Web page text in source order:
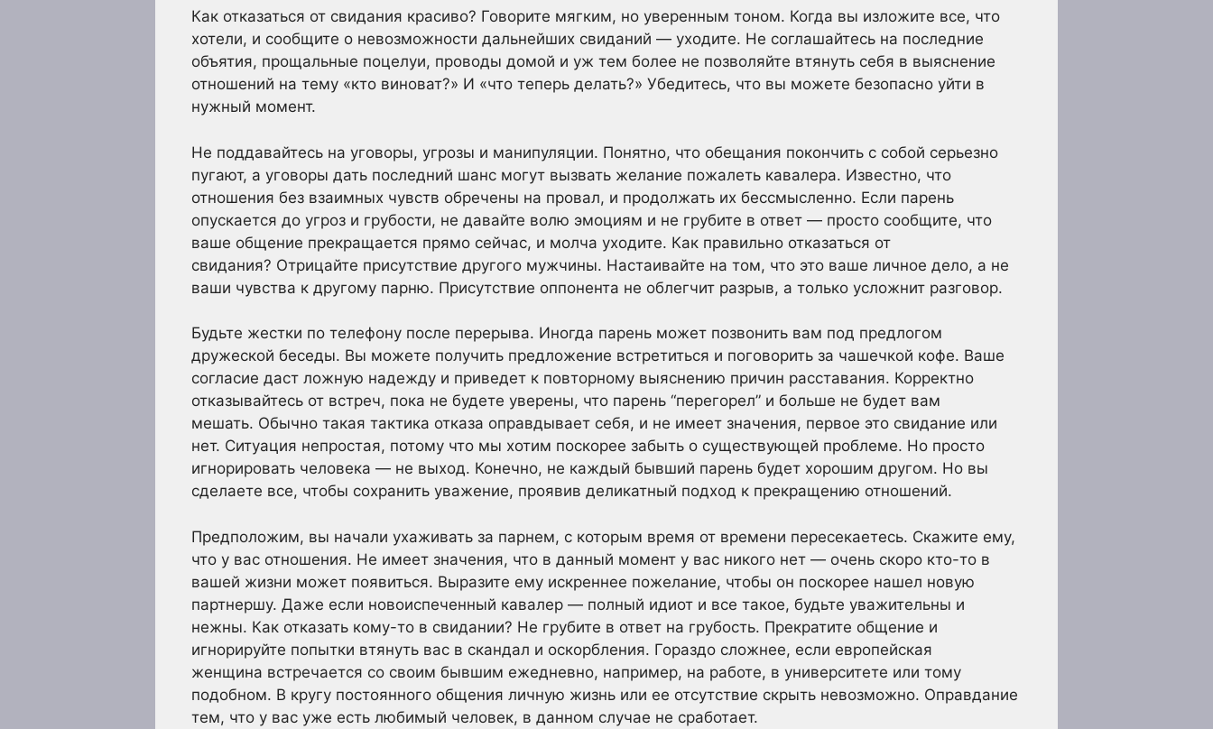
Как отказаться от свидания красиво? Говорите мягким, но уверенным тоном. Когда вы изложите все, что
хотели, и сообщите о невозможности дальнейших свиданий — уходите. Не соглашайтесь на последние
объятия, прощальные поцелуи, проводы домой и уж тем более не позволяйте втянуть себя в выяснение
отношений на тему «кто виноват?» И «что теперь делать?» Убедитесь, что вы можете безопасно уйти в
нужный момент.
Не поддавайтесь на уговоры, угрозы и манипуляции. Понятно, что обещания покончить с собой серьезно
пугают, а уговоры дать последний шанс могут вызвать желание пожалеть кавалера. Известно, что
отношения без взаимных чувств обречены на провал, и продолжать их бессмысленно. Если парень
опускается до угроз и грубости, не давайте волю эмоциям и не грубите в ответ — просто сообщите, что
ваше общение прекращается прямо сейчас, и молча уходите. Как правильно отказаться от
свидания? Отрицайте присутствие другого мужчины. Настаивайте на том, что это ваше личное дело, а не
ваши чувства к другому парню. Присутствие оппонента не облегчит разрыв, а только усложнит разговор.
Будьте жестки по телефону после перерыва. Иногда парень может позвонить вам под предлогом
дружеской беседы. Вы можете получить предложение встретиться и поговорить за чашечкой кофе. Ваше
согласие даст ложную надежду и приведет к повторному выяснению причин расставания. Корректно
отказывайтесь от встреч, пока не будете уверены, что парень “перегорел” и больше не будет вам
мешать. Обычно такая тактика отказа оправдывает себя, и не имеет значения, первое это свидание или
нет. Ситуация непростая, потому что мы хотим поскорее забыть о существующей проблеме. Но просто
игнорировать человека — не выход. Конечно, не каждый бывший парень будет хорошим другом. Но вы
сделаете все, чтобы сохранить уважение, проявив деликатный подход к прекращению отношений.
Предположим, вы начали ухаживать за парнем, с которым время от времени пересекаетесь. Скажите ему,
что у вас отношения. Не имеет значения, что в данный момент у вас никого нет — очень скоро кто-то в
вашей жизни может появиться. Выразите ему искреннее пожелание, чтобы он поскорее нашел новую
партнершу. Даже если новоиспеченный кавалер — полный идиот и все такое, будьте уважительны и
нежны. Как отказать кому-то в свидании? Не грубите в ответ на грубость. Прекратите общение и
игнорируйте попытки втянуть вас в скандал и оскорбления. Гораздо сложнее, если европейская
женщина встречается со своим бывшим ежедневно, например, на работе, в университете или тому
подобном. В кругу постоянного общения личную жизнь или ее отсутствие скрыть невозможно. Оправдание
тем, что у вас уже есть любимый человек, в данном случае не сработает.